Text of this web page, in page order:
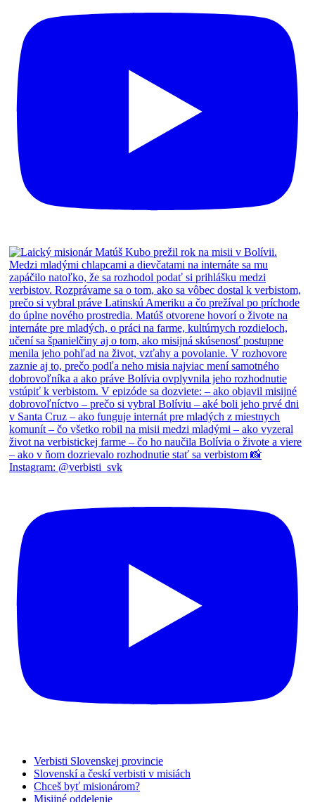
Verbisti Slovenskej provincie
Slovenskí a českí verbisti v misiách
Chceš byť misionárom?
Misijné oddelenie